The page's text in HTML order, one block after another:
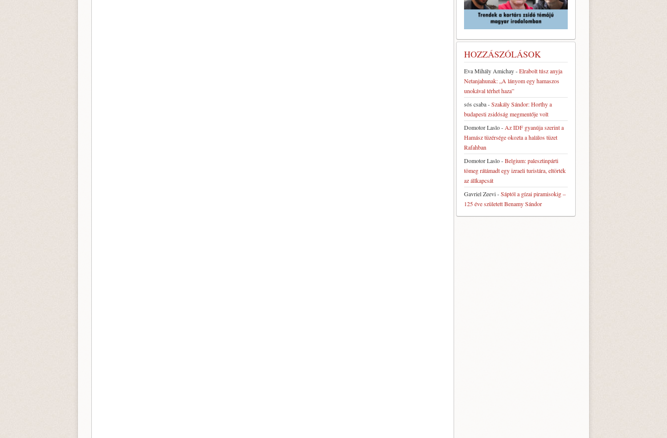
HOZZÁSZÓLÁSOK
Eva Mihály Amichay-Elrabolt túsz anyja
Netanjahunak: „A lányom egy hamaszos
unokával térhet haza”
sós csaba-Szakály Sándor: Horthy a
budapesti zsidóság megmentője volt
Domotor Laslo- Az IDF gyanúja szerint a
Hamász tüzérsége okozta a halálos tüzet
Rafahban
Domotor Laslo-Belgium: palesztinpárti
tömeg rátámadt egy izraeli turistára, eltörték
az állkapcsát
Gavriel Zeevi-Sáptól a gízai piramisokig –
125 éve született Benamy Sándor